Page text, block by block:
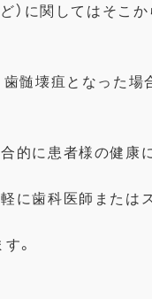
） に関してはそこ
歯髄壊疽となった場
的に患者様の健 康
に歯科医師また は
。